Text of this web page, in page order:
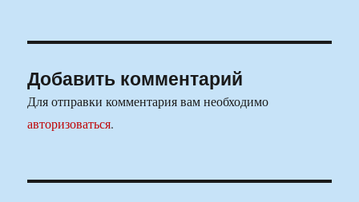
Добавить комментарий
Для отправки комментария вам необходимо
авторизоваться.